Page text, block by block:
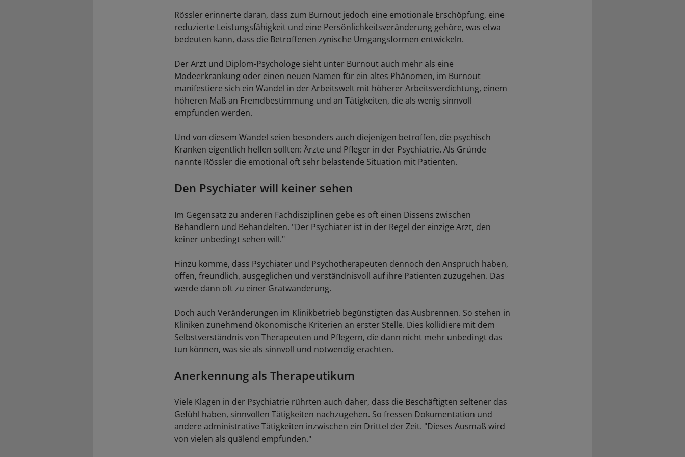
Rössler erinnerte daran, dass zum Burnout jedoch eine emotionale Erschöpfung, eine
reduzierte Leistungsfähigkeit und eine Persönlichkeitsveränderung gehöre, was etwa
bedeuten kann, dass die Betroffenen zynische Umgangsformen entwickeln.
Der Arzt und Diplom-Psychologe sieht unter Burnout auch mehr als eine
Modeerkrankung oder einen neuen Namen für ein altes Phänomen, im Burnout
manifestiere sich ein Wandel in der Arbeitswelt mit höherer Arbeitsverdichtung, einem
höheren Maß an Fremdbestimmung und an Tätigkeiten, die als wenig sinnvoll
empfunden werden.
Und von diesem Wandel seien besonders auch diejenigen betroffen, die psychisch
Kranken eigentlich helfen sollten: Ärzte und Pfleger in der Psychiatrie. Als Gründe
nannte Rössler die emotional oft sehr belastende Situation mit Patienten.
Den Psychiater will keiner sehen
Im Gegensatz zu anderen Fachdisziplinen gebe es oft einen Dissens zwischen
Behandlern und Behandelten. "Der Psychiater ist in der Regel der einzige Arzt, den
keiner unbedingt sehen will."
Hinzu komme, dass Psychiater und Psychotherapeuten dennoch den Anspruch haben,
offen, freundlich, ausgeglichen und verständnisvoll auf ihre Patienten zuzugehen. Das
werde dann oft zu einer Gratwanderung.
Doch auch Veränderungen im Klinikbetrieb begünstigten das Ausbrennen. So stehen in
Kliniken zunehmend ökonomische Kriterien an erster Stelle. Dies kollidiere mit dem
Selbstverständnis von Therapeuten und Pflegern, die dann nicht mehr unbedingt das
tun können, was sie als sinnvoll und notwendig erachten.
Anerkennung als Therapeutikum
Viele Klagen in der Psychiatrie rührten auch daher, dass die Beschäftigten seltener das
Gefühl haben, sinnvollen Tätigkeiten nachzugehen. So fressen Dokumentation und
andere administrative Tätigkeiten inzwischen ein Drittel der Zeit. "Dieses Ausmaß wird
von vielen als quälend empfunden."